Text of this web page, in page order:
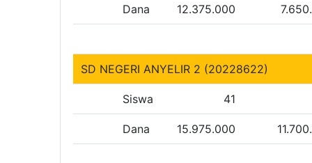
Dana 12.375.000
SD NEGERI ANYELIR 2 (20228622)
Siswa 41
Dana 15.975.000